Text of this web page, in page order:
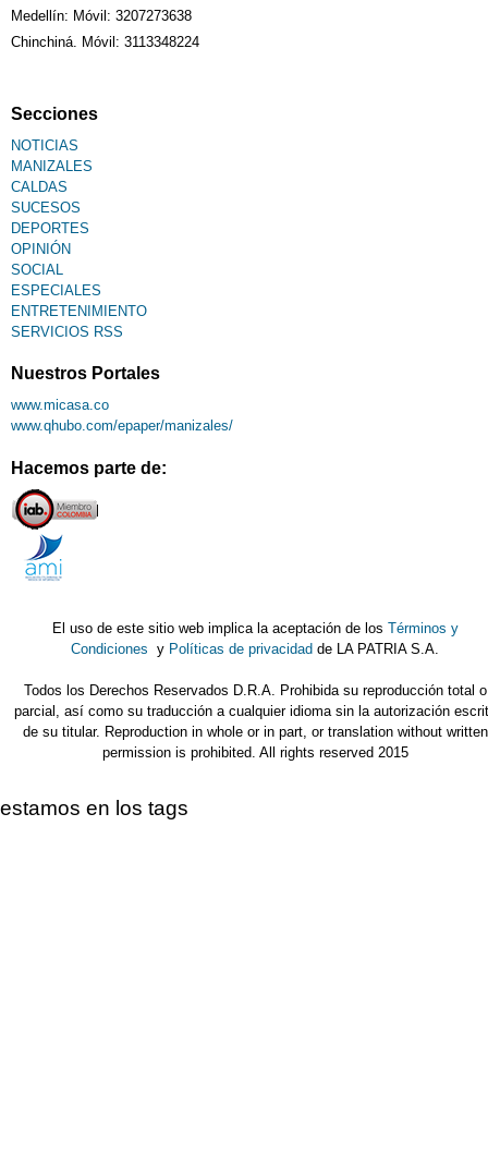
Medellín: Móvil: 3207273638
Chinchiná. Móvil: 3113348224
Secciones
NOTICIAS
MANIZALES
CALDAS
SUCESOS
DEPORTES
OPINIÓN
SOCIAL
ESPECIALES
ENTRETENIMIENTO
SERVICIOS RSS
Nuestros Portales
www.micasa.co
www.qhubo.com/epaper/manizales/
Hacemos parte de:
El uso de este sitio web implica la aceptación de los Términos y
Condiciones y Políticas de privacidad de LA PATRIA S.A.
Todos los Derechos Reservados D.R.A. Prohibida su reproducción total o
parcial, así como su traducción a cualquier idioma sin la autorización
de su titular. Reproduction in whole or in part, or translation without written
permission is prohibited. All rights reserved 2015
estamos en los tags